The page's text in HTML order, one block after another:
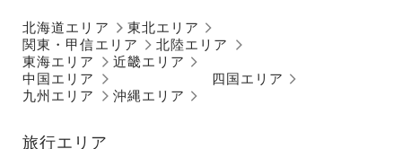
北海道エリア
東北エリア
関東・甲信エリア
北陸エリア
東海エリア
近畿エリア
中国エリア
四国エリア
九州エリア
沖縄エリア
旅行エリア